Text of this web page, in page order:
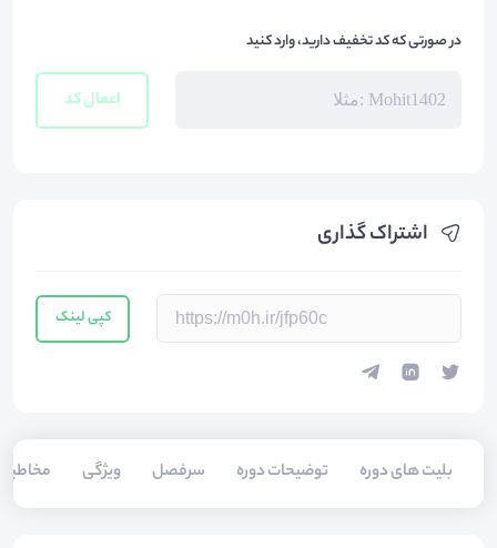
اشتراک گذاری
کپی لینک
بلیت های دوره توضیحات دوره سرفصل ویژگی
در صورتی که کد تخفیف دارید، وارد کنید
اعمال کد